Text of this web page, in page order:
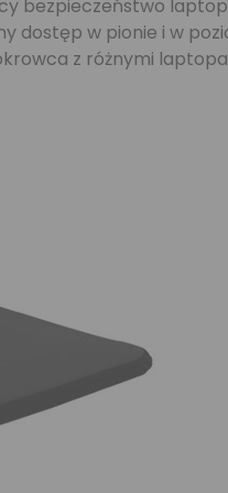
bezpieczeństwo
dostęp w pionie i w
z różnymi